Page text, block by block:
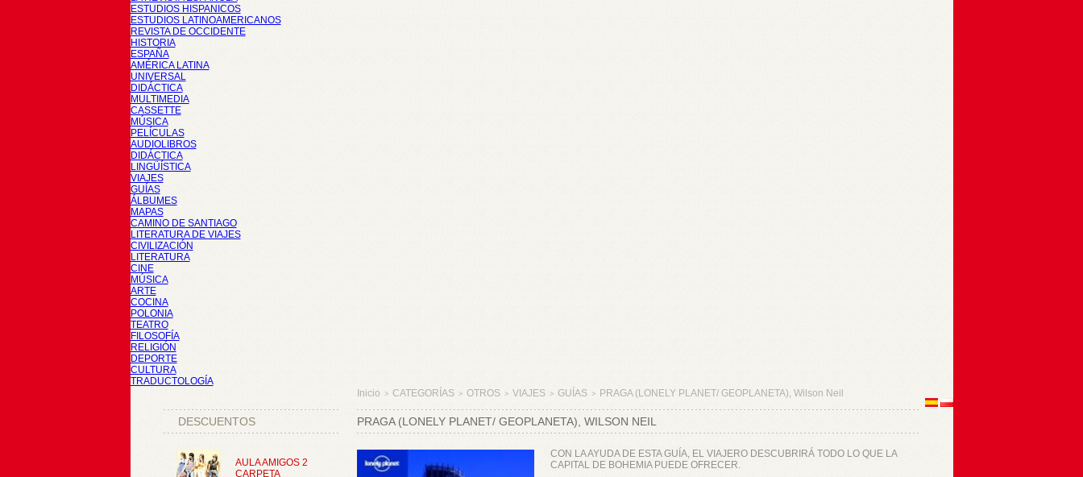
ESTUDIOS HISPANICOS
ESTUDIOS LATINOAMERICANOS
REVISTA DE OCCIDENTE
HISTORIA
ESPAÑA
AMÉRICA LATINA
UNIVERSAL
DIDÁCTICA
MULTIMEDIA
CASSETTE
MÚSICA
PELÍCULAS
AUDIOLIBROS
DIDÁCTICA
LINGÜÍSTICA
VIAJES
GUÍAS
ÁLBUMES
MAPAS
CAMINO DE SANTIAGO
LITERATURA DE VIAJES
CIVILIZACIÓN
LITERATURA
CINE
MÚSICA
ARTE
COCINA
POLONIA
TEATRO
FILOSOFÍA
RELIGIÓN
DEPORTE
CULTURA
TRADUCTOLOGÍA
DESCUENTOS
AULA AMIGOS 2
CARPETA
Inicio > CATEGORÍAS > OTROS > VIAJES > GUÍAS > PRAGA (LONELY PLANET/ GEOPLANETA), Wilson Neil
PRAGA (LONELY PLANET/ GEOPLANETA), WILSON NEIL
CON LA AYUDA DE ESTA GUÍA, EL VIAJERO DESCUBRIRÁ TODO LO QUE LA
CAPITAL DE BOHEMIA PUEDE OFRECER.